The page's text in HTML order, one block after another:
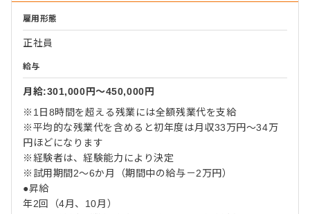
雇用形態
正社員
給与
月給:301,000円〜450,000円
※1日8時間を超える残業には全額残業代を支給
※平均的な残業代を含めると初年度は月収33万円～34万
円ほどになります
※経験者は、経験能力により決定
※試用期間2～6か月（期間中の給与－2万円）
●昇給
年2回（4月、10月）